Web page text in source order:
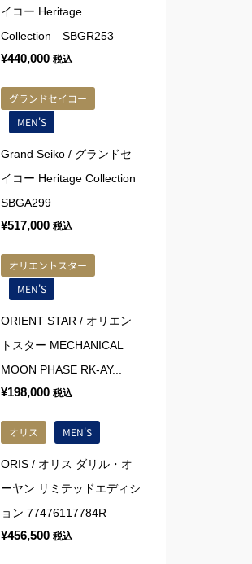
イコー Heritage
Collection SBGR253
¥440,000 税込
グランドセイコー
MEN'S
Grand Seiko / グランドセ
イコー Heritage Collection
SBGA299
¥517,000 税込
オリエントスター
MEN'S
ORIENT STAR / オリエン
トスター MECHANICAL
MOON PHASE RK-AY...
¥198,000 税込
オリス MEN'S
ORIS / オリス ダリル・オ
ーヤン リミテッドエディシ
ョン 77476117784R
¥456,500 税込